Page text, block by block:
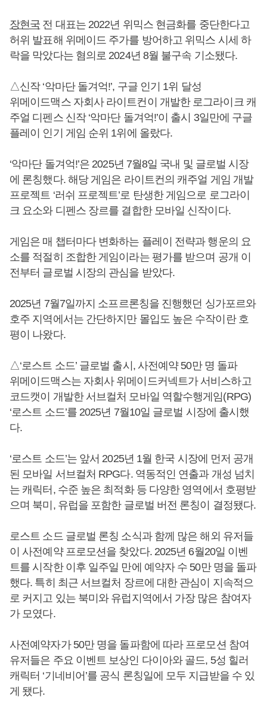
장현국 전 대표는 2022년 위믹스 현금화를 중단한다고
허위 발표해 위메이드 주가를 방어하고 위믹스 시세 하
락을 막았다는 혐의로 2024년 8월 불구속 기소됐다.
△신작 ‘악마단 돌겨억!’, 구글 인기 1위 달성
위메이드맥스 자회사 라이트컨이 개발한 로그라이크 캐
주얼 디펜스 신작 ‘악마단 돌겨억!’이 출시 3일만에 구글
플레이 인기 게임 순위 1위에 올랐다.
‘악마단 돌겨억!’은 2025년 7월8일 국내 및 글로벌 시장
에 론칭했다. 해당 게임은 라이트컨의 캐주얼 게임 개발
프로젝트 ‘러쉬 프로젝트’로 탄생한 게임으로 로그라이
크 요소와 디펜스 장르를 결합한 모바일 신작이다.
게임은 매 챕터마다 변화하는 플레이 전략과 행운의 요
소를 적절히 조합한 게임이라는 평가를 받으며 공개 이
전부터 글로벌 시장의 관심을 받았다.
2025년 7월7일까지 소프르론칭을 진행했던 싱가포르와
호주 지역에서는 간단하지만 몰입도 높은 수작이란 호
평이 나왔다.
△‘로스트 소드’ 글로벌 출시, 사전예약 50만 명 돌파
위메이드맥스는 자회사 위메이드커넥트가 서비스하고
코드캣이 개발한 서브컬처 모바일 역할수행게임(RPG)
‘로스트 소드’를 2025년 7월10일 글로벌 시장에 출시했
다.
‘로스트 소드’는 앞서 2025년 1월 한국 시장에 먼저 공개
된 모바일 서브컬처 RPG다. 역동적인 연출과 개성 넘치
는 캐릭터, 수준 높은 최적화 등 다양한 영역에서 호평받
으며 북미, 유럽을 포함한 글로벌 버전 론칭이 결정됐다.
로스트 소드 글로벌 론칭 소식과 함께 많은 해외 유저들
이 사전예약 프로모션을 찾았다. 2025년 6월20일 이벤
트를 시작한 이후 일주일 만에 예약자 수 50만 명을 돌파
했다. 특히 최근 서브컬처 장르에 대한 관심이 지속적으
로 커지고 있는 북미와 유럽지역에서 가장 많은 참여자
가 모였다.
사전예약자가 50만 명을 돌파함에 따라 프로모션 참여
유저들은 주요 이벤트 보상인 다이아와 골드, 5성 힐러
캐릭터 ‘기네비어’를 공식 론칭일에 모두 지급받을 수 있
게 됐다.